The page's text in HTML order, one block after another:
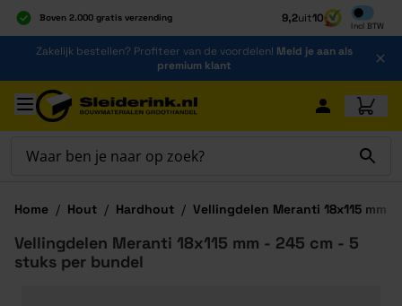
Boven 2.000 gratis verzending
Al 40 jaar dé specialist
Alles onder één dak
9,2uit10
Incl BTW
Inclusief
Ga naar de inhoud
Zakelijk bestellen? Profiteer van de voordelen! Meld je aan als
premium klant
Ga naar hoofdinhoud
Home / Hout / Hardhout / Vellingdelen Meranti 18x115 mm
Vellingdelen Meranti 18x115 mm - 245 cm - 5
stuks per bundel